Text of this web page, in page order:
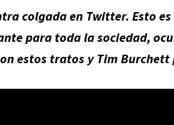
colgada en Twitter. Esto
para toda la sociedad,
estos tratos y Tim